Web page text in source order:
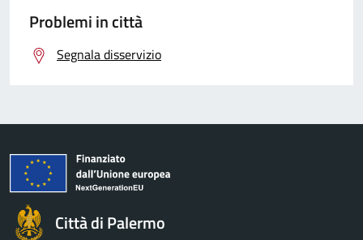
Problemi in città
Segnala disservizio
Città di Palermo